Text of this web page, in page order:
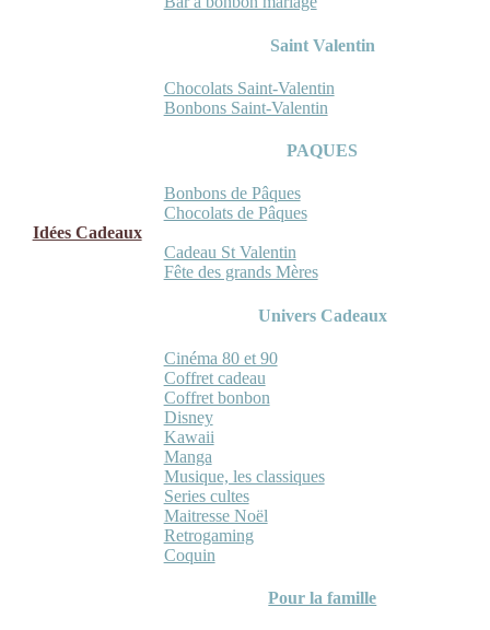
Saint Valentin
Chocolats Saint-Valentin
Bonbons Saint-Valentin
PAQUES
Bonbons de Pâques
Chocolats de Pâques
Idées Cadeaux
Cadeau St Valentin
Fête des grands Mères
Univers Cadeaux
Cinéma 80 et 90
Coffret cadeau
Coffret bonbon
Disney
Kawaii
Manga
Musique, les classiques
Series cultes
Maitresse Noël
Retrogaming
Coquin
Pour la famille